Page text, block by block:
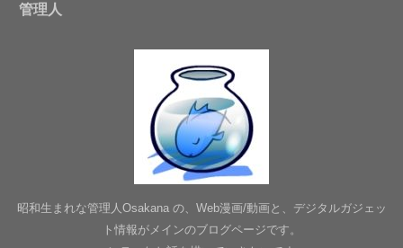
管理人
昭和生まれな管理人Osakana の、Web漫画/動画と、デジタルガジェッ
ト情報がメインのブログページです。